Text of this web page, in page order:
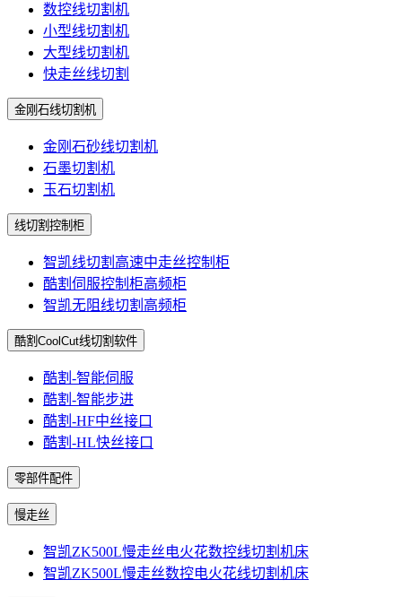
数控线切割机
小型线切割机
大型线切割机
快走丝线切割
金刚石线切割机
金刚石砂线切割机
石墨切割机
玉石切割机
线切割控制柜
智凯线切割高速中走丝控制柜
酷割伺服控制柜高频柜
智凯无阻线切割高频柜
酷割CoolCut线切割软件
酷割-智能伺服
酷割-智能步进
酷割-HF中丝接口
酷割-HL快丝接口
零部件配件
慢走丝
智凯ZK500L慢走丝电火花数控线切割机床
智凯ZK500L慢走丝数控电火花线切割机床